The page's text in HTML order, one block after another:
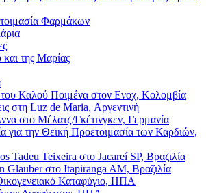
Φαρμάκων
και της Μαρίας
Καλού Ποιμένα στον Ενοχ, Κολομβία
στη Luz de Maria, Αργεντινή
στο Μέλατζ/Γκέτινγκεν, Γερμανία
την Θεϊκή Προετοιμασία των Καρδιών,
Tadeu Teixeira στο Jacareí SP, Βραζιλία
Glauber στο Itapiranga AM, Βραζιλία
Καταφύγιο, ΗΠΑ